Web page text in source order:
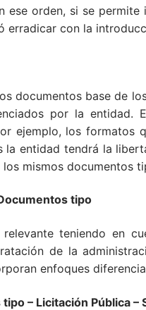
ese orden, si se
con la
documentos base de
por la entidad.
ejemplo, los formatos
entidad tendrá la
mismos documentos
tipo
teniendo en
de la
enfoques
tipo – Licitación Pública